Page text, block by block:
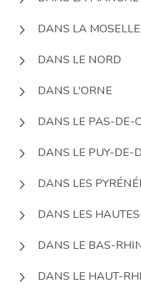
DANS LA MOSELLE
DANS LE NORD
DANS L'ORNE
DANS LE PAS-DE-
DANS LE PUY-DE-
DANS LES
DANS LES
DANS LE BAS-
DANS LE HAUT-